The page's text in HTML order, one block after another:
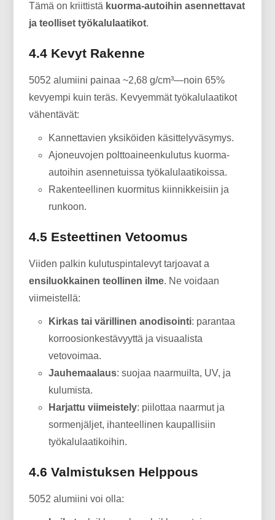
Tämä on kriittistä kuorma-autoihin asennettavat
ja teolliset työkalulaatikot.
4.4 Kevyt Rakenne
5052 alumiini painaa ~2,68 g/cm³—noin 65%
kevyempi kuin teräs. Kevyemmät työkalulaatikot
vähentävät:
Kannettavien yksiköiden käsittelyväsymys.
Ajoneuvojen polttoaineenkulutus kuorma-
autoihin asennetuissa työkalulaatikoissa.
Rakenteellinen kuormitus kiinnikkeisiin ja
runkoon.
4.5 Esteettinen Vetoomus
Viiden palkin kulutuspintalevyt tarjoavat a
ensiluokkainen teollinen ilme. Ne voidaan
viimeistellä:
Kirkas tai värillinen anodisointi: parantaa
korroosionkestävyyttä ja visuaalista
vetovoimaa.
Jauhemaalaus: suojaa naarmuilta, UV, ja
kulumista.
Harjattu viimeistely: piilottaa naarmut ja
sormenjäljet, ihanteellinen kaupallisiin
työkalulaatikoihin.
4.6 Valmistuksen Helppous
5052 alumiini voi olla: